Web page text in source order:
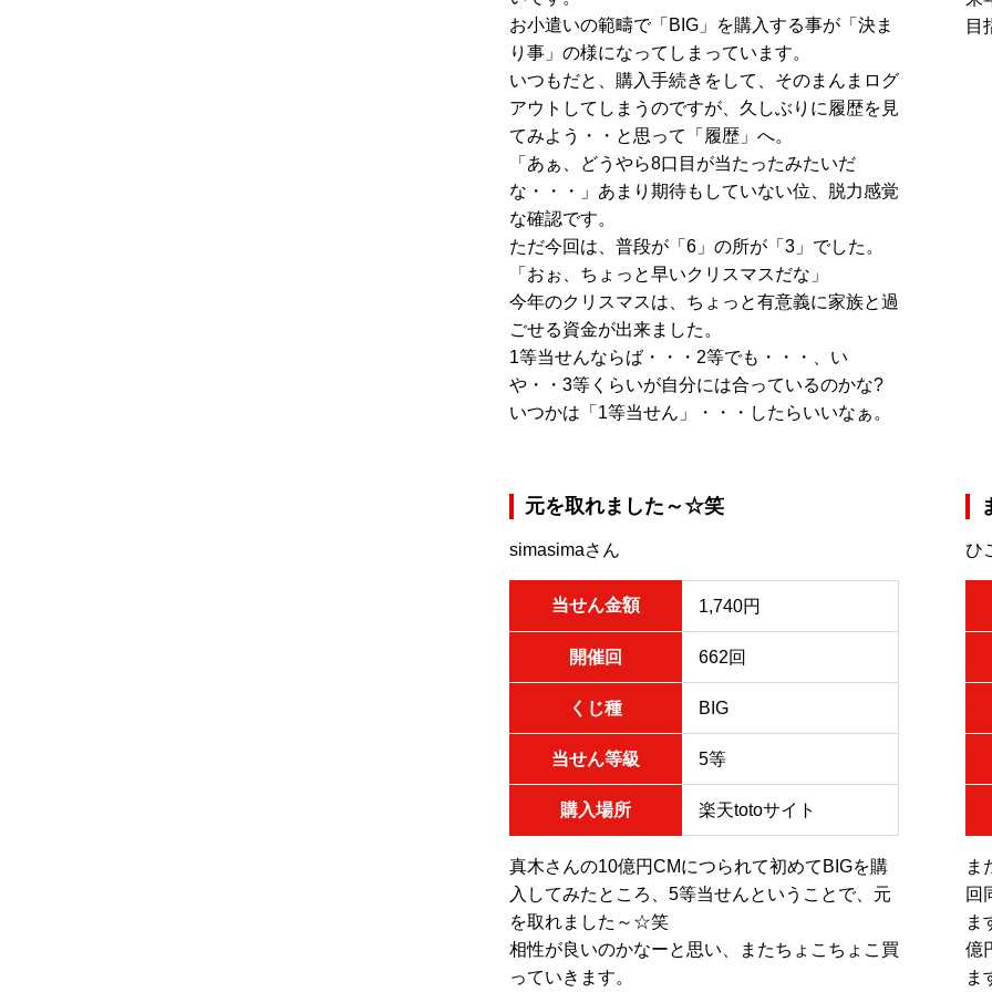
お小遣いの範疇で「BIG」を購入する事が「決ま
り事」の様になってしまっています。
いつもだと、購入手続きをして、そのまんまログ
アウトしてしまうのですが、久しぶりに履歴を見
てみよう・・と思って「履歴」へ。
「あぁ、どうやら8口目が当たったみたいだ
な・・・」あまり期待もしていない位、脱力感覚
な確認です。
ただ今回は、普段が「6」の所が「3」でした。
「おぉ、ちょっと早いクリスマスだな」
今年のクリスマスは、ちょっと有意義に家族と過
ごせる資金が出来ました。
1等当せんならば・・・2等でも・・・、い
や・・3等くらいが自分には合っているのかな?
いつかは「1等当せん」・・・したらいいなぁ。
目
元を取れました～☆笑
simasimaさん
当せん金額 1,740円
開催回 662回
くじ種 BIG
当せん等級 5等
購入場所 楽天totoサイト
真木さんの10億円CMにつられて初めてBIGを購
入してみたところ、5等当せんということで、元
を取れました～☆笑
相性が良いのかなーと思い、またちょこちょこ買
っていきます。
ひ
ま
回
ま
億
ま